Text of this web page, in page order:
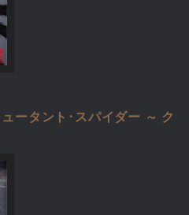
ータント･スパイダー ～ ク